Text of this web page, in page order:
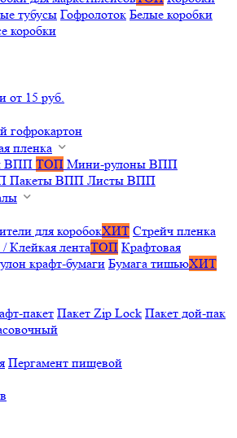
тубусы Гофролоток Белые коробки
коробки
от 15 руб.
гофрокартон
пленка
ВПП ТОП Мини-рулоны ВПП
Пакеты ВПП Листы ВПП
для коробокХИТ Стрейч пленка
Клейкая лентаТОП Крафтовая
крафт-бумаги Бумага тишьюХИТ
пакет Пакет Zip Lock Пакет дой-пак
Пергамент пищевой